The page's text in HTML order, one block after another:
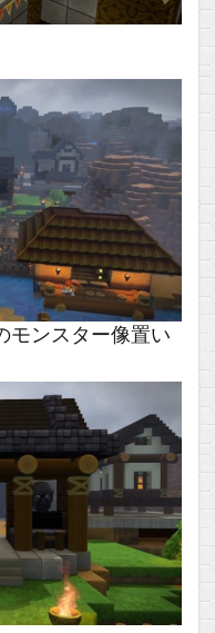
モンスター像置い